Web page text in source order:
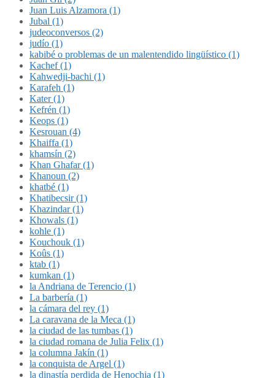
Juan Luis Alzamora (1)
Jubal (1)
judeoconversos (2)
judío (1)
kabibé o problemas de un malentendido lingüístico (1)
Kachef (1)
Kahwedji-bachi (1)
Karafeh (1)
Kater (1)
Kefrén (1)
Keops (1)
Kesrouan (4)
Khaiffa (1)
khamsín (2)
Khan Ghafar (1)
Khanoun (2)
khatbé (1)
Khatibecsir (1)
Khazindar (1)
Khowals (1)
kohle (1)
Kouchouk (1)
Koûs (1)
ktab (1)
kumkan (1)
la Andriana de Terencio (1)
La barbería (1)
la cámara del rey (1)
La caravana de la Meca (1)
la ciudad de las tumbas (1)
la ciudad romana de Julia Felix (1)
la columna Jakín (1)
la conquista de Argel (1)
la dinastía perdida de Henochia (1)